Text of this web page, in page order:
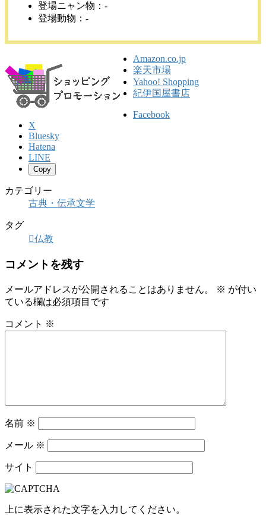
登場ニャン物：-
登場動物：-
Amazon.co.jp
楽天市場
Yahoo! Shopping
紀伊国屋書店
Facebook
X
Bluesky
Hatena
LINE
Copy
カテゴリー
古典・伝承文学
タグ
仏教
コメントを残す
メールアドレスが公開されることはありません。 ※ が付い
ている欄は必須項目です
コメント ※
名前 ※
メール ※
サイト
上に表示された文字を入力してください。